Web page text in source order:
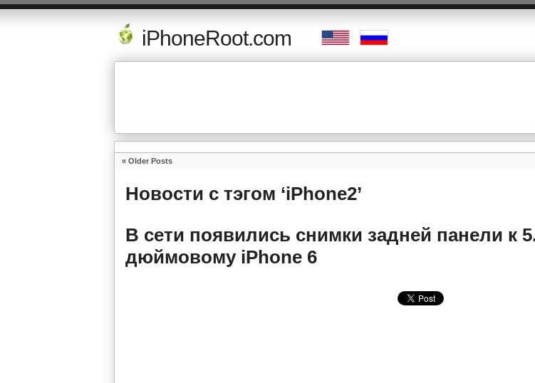
iPhoneRoot.com
« Older Posts
Новости с тэгом ‘iPhone2’
В сети появились снимки задней панели к
дюймовому iPhone 6